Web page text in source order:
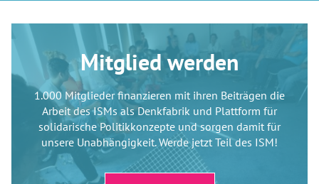
Mitglied werden
1.000 Mitglieder finanzieren mit ihren Beiträgen die
Arbeit des ISMs als Denkfabrik und Plattform für
solidarische Politikkonzepte und sorgen damit für
unsere Unabhängigkeit. Werde jetzt Teil des ISM!